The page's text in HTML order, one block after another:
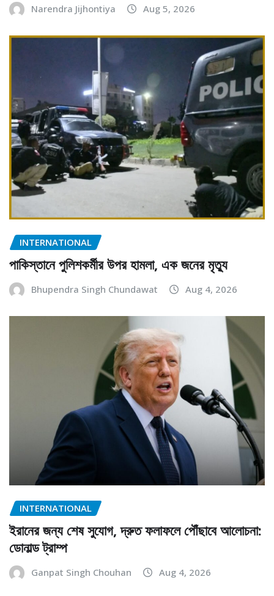
Narendra Jijhontiya Aug 5, 2026
INTERNATIONAL
পাকিস্তানে পুলিশকর্মীর উপর হামলা, এক জনের মৃত্যু
Bhupendra Singh Chundawat Aug 4, 2026
INTERNATIONAL
ইরানের জন্য শেষ সুযোগ, দ্রুত ফলাফলে পৌঁছাবে আলোচনা:
ডোনাল্ড ট্রাম্প
Ganpat Singh Chouhan Aug 4, 2026